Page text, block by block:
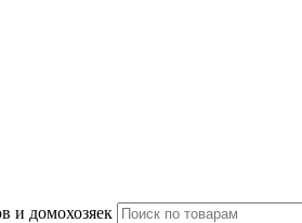
и домохозяек